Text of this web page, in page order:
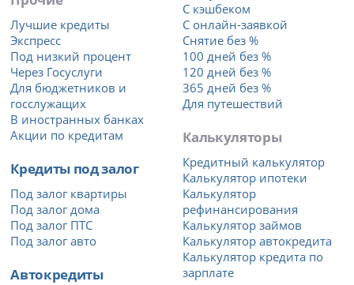
Лучшие кредиты
Экспресс
Под низкий процент
Через Госуслуги
Для бюджетников и
госслужащих
В иностранных банках
Акции по кредитам
Кредиты под залог
Под залог квартиры
Под залог дома
Под залог ПТС
Под залог авто
Автокредиты
С кэшбеком
С онлайн-заявкой
Снятие без %
100 дней без %
120 дней без %
365 дней без %
Для путешествий
Калькуляторы
Кредитный калькулятор
Калькулятор ипотеки
Калькулятор
рефинансирования
Калькулятор займов
Калькулятор автокредита
Калькулятор кредита по
зарплате